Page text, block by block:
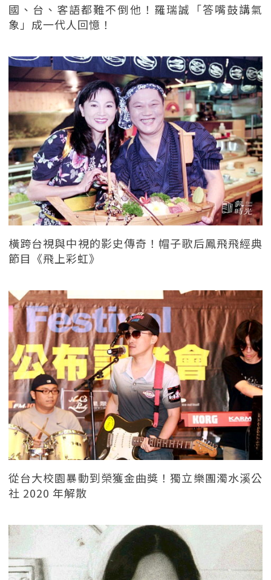
國、台、客語都難不倒他！羅瑞誠「答嘴鼓講氣
象」成一代人回憶！
橫跨台視與中視的影史傳奇！帽子歌后鳳飛飛經典
節目《飛上彩虹》
從台大校園暴動到榮獲金曲獎！獨立樂團濁水溪公
社 2020 年解散